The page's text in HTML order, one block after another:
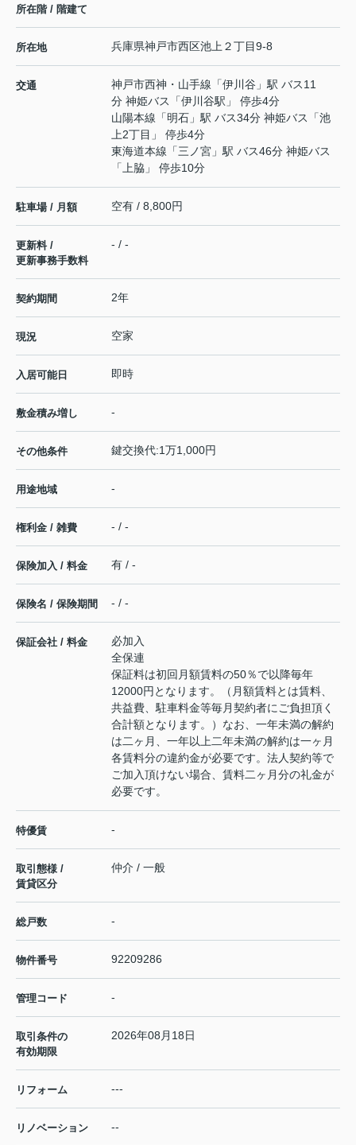
所在階 / 階建て
所在地 兵庫県神戸市西区池上２丁目9-8
交通 神戸市西神・山手線 「伊川谷 」駅 バス11
分 神姫バス「伊川谷駅」 停歩4分
山陽本線 「明石 」駅 バス34分 神姫バス「池
上2丁目」 停歩4分
東海道本線 「三ノ宮 」駅 バス46分 神姫バス
「上脇」 停歩10分
駐車場 / 月額 空有 / 8,800円
更新料 /
更新事務手数料
- / -
契約期間 2年
現況 空家
入居可能日 即時
敷金積み増し -
その他条件 鍵交換代:1万1,000円
用途地域 -
権利金 / 雑費 - / -
保険加入 / 料金 有 / -
保険名 / 保険期間 - / -
保証会社 / 料金
必加入
全保連
保証料は初回月額賃料の50％で以降毎年
12000円となります。（月額賃料とは賃料、
共益費、駐車料金等毎月契約者にご負担頂く
合計額となります。）なお、一年未満の解約
は二ヶ月、一年以上二年未満の解約は一ヶ月
各賃料分の違約金が必要です。法人契約等で
ご加入頂けない場合、賃料二ヶ月分の礼金が
必要です。
特優賃 -
取引態様 /
賃貸区分
仲介 / 一般
総戸数 -
物件番号 92209286
管理コード -
取引条件の
有効期限
2026年08月18日
リフォーム ---
リノベーション --